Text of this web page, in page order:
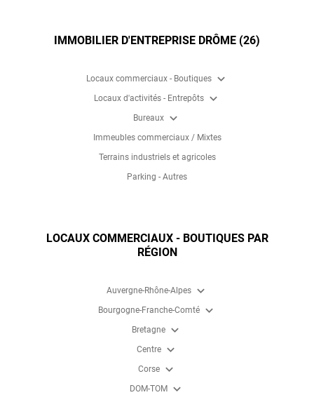
IMMOBILIER D'ENTREPRISE DRÔME (26)
Locaux commerciaux - Boutiques expand_more
Locaux d'activités - Entrepôts expand_more
Bureaux expand_more
Immeubles commerciaux / Mixtes
Terrains industriels et agricoles
Parking - Autres
LOCAUX COMMERCIAUX - BOUTIQUES PAR
RÉGION
Auvergne-Rhône-Alpes expand_more
Bourgogne-Franche-Comté expand_more
Bretagne expand_more
Centre expand_more
Corse expand_more
DOM-TOM expand_more